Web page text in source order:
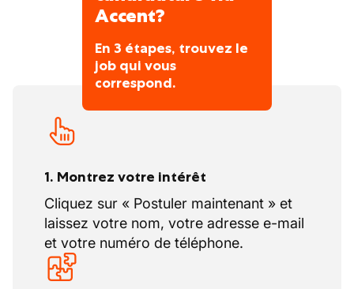
Accent?
En 3 étapes, trouvez le
job qui vous
correspond.
1. Montrez votre intérêt
Cliquez sur « Postuler maintenant » et
laissez votre nom, votre adresse e-mail
et votre numéro de téléphone.